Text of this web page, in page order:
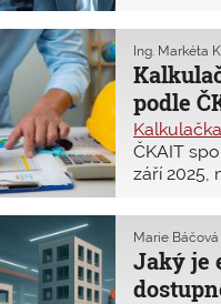
profesní
z
nápadům
I když již
o
V
knihy a
našeho
to už je k
poučím,
není“.
podle
Ing. Markéta
ČKAIT
září 2025,
stanovit
svých
a
Klíčová je
Jaký je
Marie Báčová